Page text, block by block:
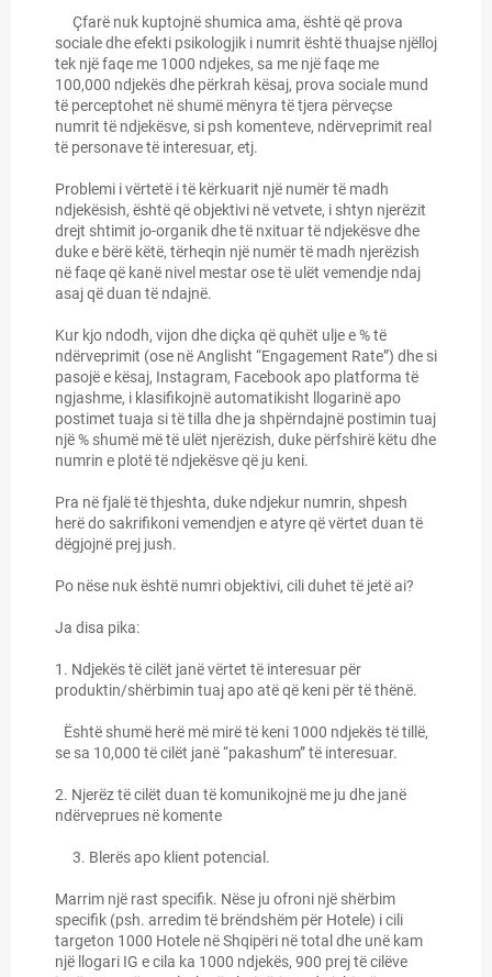
Çfarë nuk kuptojnë shumica ama, është që prova
sociale dhe efekti psikologjik i numrit është thuajse njëlloj
tek një faqe me 1000 ndjekes, sa me një faqe me
100,000 ndjekës dhe përkrah kësaj, prova sociale mund
të perceptohet në shumë mënyra të tjera përveçse
numrit të ndjekësve, si psh komenteve, ndërveprimit real
të personave të interesuar, etj.
Problemi i vërtetë i të kërkuarit një numër të madh
ndjekësish, është që objektivi në vetvete, i shtyn njerëzit
drejt shtimit jo-organik dhe të nxituar të ndjekësve dhe
duke e bërë këtë, tërheqin një numër të madh njerëzish
në faqe që kanë nivel mestar ose të ulët vemendje ndaj
asaj që duan të ndajnë.
Kur kjo ndodh, vijon dhe diçka që quhët ulje e % të
ndërveprimit (ose në Anglisht “Engagement Rate”) dhe si
pasojë e kësaj, Instagram, Facebook apo platforma të
ngjashme, i klasifikojnë automatikisht llogarinë apo
postimet tuaja si të tilla dhe ja shpërndajnë postimin tuaj
një % shumë më të ulët njerëzish, duke përfshirë këtu dhe
numrin e plotë të ndjekësve që ju keni.
Pra në fjalë të thjeshta, duke ndjekur numrin, shpesh
herë do sakrifikoni vemendjen e atyre që vërtet duan të
dëgjojnë prej jush.
Po nëse nuk është numri objektivi, cili duhet të jetë ai?
Ja disa pika:
1. Ndjekës të cilët janë vërtet të interesuar për
produktin/shërbimin tuaj apo atë që keni për të thënë.
Është shumë herë më mirë të keni 1000 ndjekës të tillë,
se sa 10,000 të cilët janë “pakashum” të interesuar.
2. Njerëz të cilët duan të komunikojnë me ju dhe janë
ndërveprues në komente
3. Blerës apo klient potencial.
Marrim një rast specifik. Nëse ju ofroni një shërbim
specifik (psh. arredim të brëndshëm për Hotele) i cili
targeton 1000 Hotele në Shqipëri në total dhe unë kam
një llogari IG e cila ka 1000 ndjekës, 900 prej të cilëve